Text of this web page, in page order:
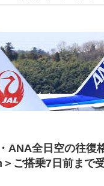
ANA全日空の往復
ご搭乗7日前まで